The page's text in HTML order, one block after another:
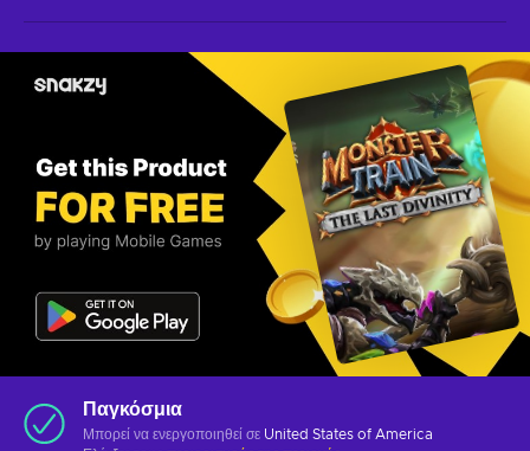
Παγκόσμια
Μπορεί να ενεργοποιηθεί σε United States of America